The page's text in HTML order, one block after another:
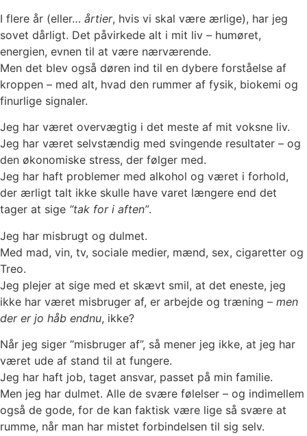
I flere år (eller… årtier, hvis vi skal være ærlige), har jeg
sovet dårligt. Det påvirkede alt i mit liv – humøret,
energien, evnen til at være nærværende.
Men det blev også døren ind til en dybere forståelse af
kroppen – med alt, hvad den rummer af fysik, biokemi og
finurlige signaler.
Jeg har været overvægtig i det meste af mit voksne liv.
Jeg har været selvstændig med svingende resultater – og
den økonomiske stress, der følger med.
Jeg har haft problemer med alkohol og været i forhold,
der ærligt talt ikke skulle have varet længere end det
tager at sige “tak for i aften”.
Jeg har misbrugt og dulmet.
Med mad, vin, tv, sociale medier, mænd, sex, cigaretter og
Treo.
Jeg plejer at sige med et skævt smil, at det eneste, jeg
ikke har været misbruger af, er arbejde og træning – men
der er jo håb endnu, ikke?
Når jeg siger “misbruger af”, så mener jeg ikke, at jeg har
været ude af stand til at fungere.
Jeg har haft job, taget ansvar, passet på min familie.
Men jeg har dulmet. Alle de svære følelser – og indimellem
også de gode, for de kan faktisk være lige så svære at
rumme, når man har mistet forbindelsen til sig selv.